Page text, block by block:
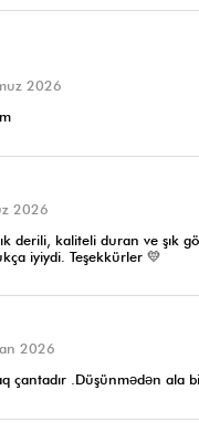
2026
2026
derili, kaliteli duran ve şık
iyiydi. Teşekkürler 💛
2026
çantadır .Düşünmədən ala